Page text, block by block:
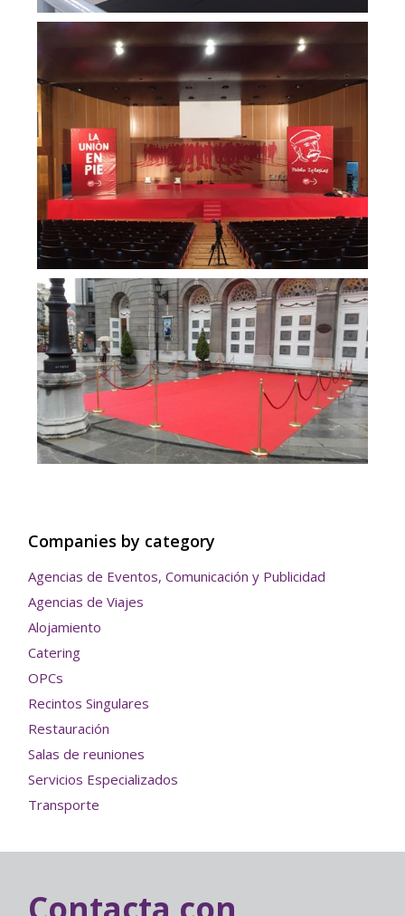
Companies by category
Agencias de Eventos, Comunicación y Publicidad
Agencias de Viajes
Alojamiento
Catering
OPCs
Recintos Singulares
Restauración
Salas de reuniones
Servicios Especializados
Transporte